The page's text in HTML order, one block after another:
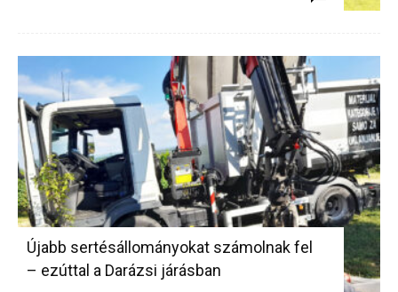
Újabb sertésállományokat számolnak fel
– ezúttal a Darázsi járásban